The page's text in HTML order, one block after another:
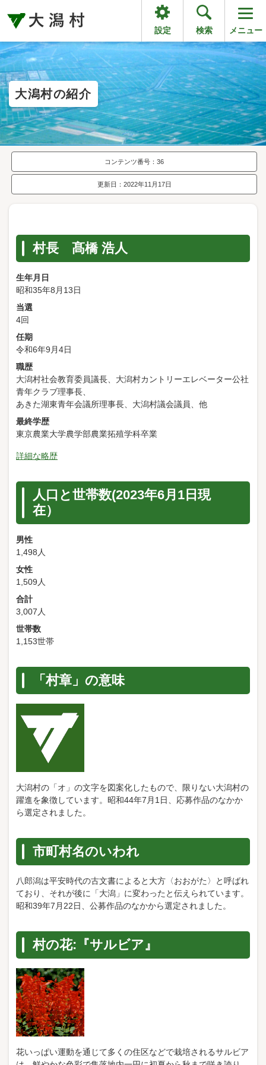
設定 検索 メニュー
大潟村の紹介
コンテンツ番号：36
更新日：2022年11月17日
村長 髙橋 浩人
生年月日
昭和35年8月13日
当選
4回
任期
令和6年9月4日
職歴
大潟村社会教育委員議長、大潟村カントリーエレベーター公社
青年クラブ理事長、
あきた湖東青年会議所理事長、大潟村議会議員、他
最終学歴
東京農業大学農学部農業拓殖学科卒業
詳細な略歴
人口と世帯数(2023年6月1日現
在）
男性
1,498人
女性
1,509人
合計
3,007人
世帯数
1,153世帯
「村章」の意味
大潟村の「オ」の文字を図案化したもので、限りない大潟村の
躍進を象徴しています。昭和44年7月1日、応募作品のなかか
ら選定されました。
市町村名のいわれ
八郎潟は平安時代の古文書によると大方〈おおがた〉と呼ばれ
ており、それが後に「大潟」に変わったと伝えられています。
昭和39年7月22日、公募作品のなかから選定されました。
村の花:『サルビア』
花いっぱい運動を通じて多くの住区などで栽培されるサルビア